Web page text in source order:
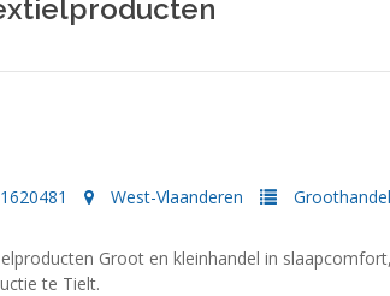
West-Vlaanderen Groothandel
Groot en kleinhandel in
te Tielt.